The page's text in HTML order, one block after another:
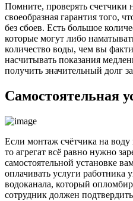
Помните, проверять счетчики
своеобразная гарантия того,
без сбоев. Есть большое
которые могут либо
количество воды, чем вы
насчитывать показания
получить значительный долг
Самостоятельная
Если монтаж счётчика на воду
то агрегат всё равно нужно
самостоятельной установке
оплачивать услуги
водоканала, который
сотрудник должен